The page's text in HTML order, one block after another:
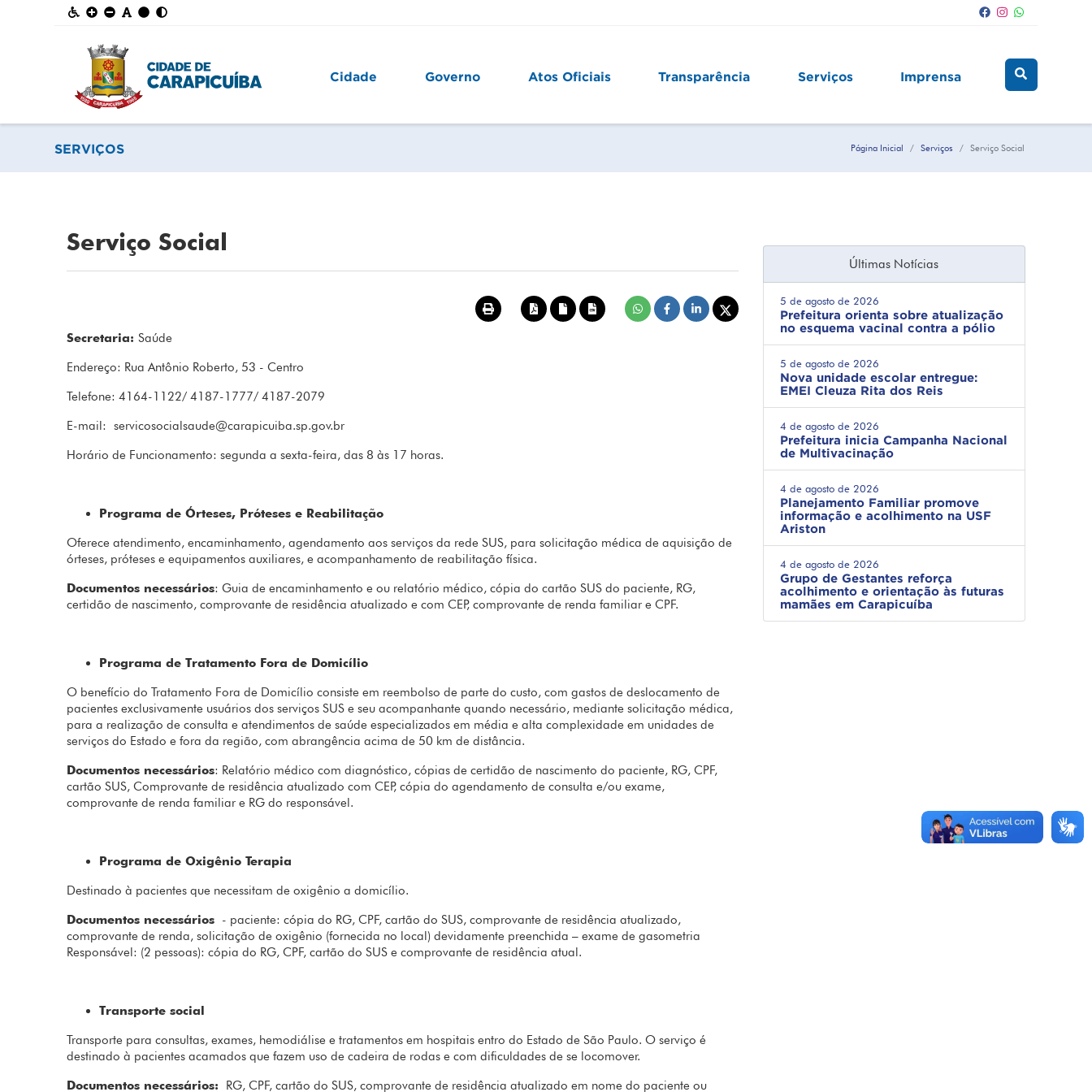
Cidade Governo Atos Oficiais Transparência Serviços Imprensa
SERVIÇOS Página Inicial Serviços Serviço Social
Serviço Social
Secretaria:Saúde
Endereço: Rua Antônio Roberto, 53 - Centro
Telefone: 4164-1122/ 4187-1777/ 4187-2079
E-mail:servicosocialsaude@carapicuiba.sp.gov.br
Horário de Funcionamento: segunda a sexta-feira, das 8 às 17 horas.
Programa de Órteses, Próteses e Reabilitação
Oferece atendimento, encaminhamento, agendamento aos serviços da rede SUS, para solicitação médica de aquisição de
órteses, próteses e equipamentos auxiliares, e acompanhamento de reabilitação física.
Documentos necessários: Guia de encaminhamento e ou relatório médico, cópia do cartão SUS do paciente, RG,
certidão de nascimento, comprovante de residência atualizado e com CEP, comprovante de renda familiar e CPF.
Programa de Tratamento Fora de Domicílio
O benefício do Tratamento Fora de Domicílio consiste em reembolso de parte do custo, com gastos de deslocamento de
pacientes exclusivamente usuários dos serviços SUS e seu acompanhante quando necessário, mediante solicitação médica,
para a realização de consulta e atendimentos de saúde especializados em média e alta complexidade em unidades de
serviços do Estado e fora da região, com abrangência acima de 50 km de distância.
Documentos necessários: Relatório médico com diagnóstico, cópias de certidão de nascimento do paciente, RG, CPF,
cartão SUS, Comprovante de residência atualizado com CEP, cópia do agendamento de consulta e/ou exame,
comprovante de renda familiar e RG do responsável.
Programa de Oxigênio Terapia
Destinado à pacientes que necessitam de oxigênio a domicílio.
Documentos necessários - paciente: cópia do RG, CPF, cartão do SUS, comprovante de residência atualizado,
comprovante de renda, solicitação de oxigênio (fornecida no local) devidamente preenchida – exame de gasometria
Responsável: (2 pessoas): cópia do RG, CPF, cartão do SUS e comprovante de residência atual.
Transporte social
Transporte para consultas, exames, hemodiálise e tratamentos em hospitais entro do Estado de São Paulo. O serviço é
destinado à pacientes acamados que fazem uso de cadeira de rodas e com dificuldades de se locomover.
Documentos necessários: RG, CPF, cartão do SUS, comprovante de residência atualizado em nome do paciente ou
Últimas Notícias
5 de agosto de 2026
Prefeitura orienta sobre atualização
no esquema vacinal contra a pólio
5 de agosto de 2026
Nova unidade escolar entregue:
EMEI Cleuza Rita dos Reis
4 de agosto de 2026
Prefeitura inicia Campanha Nacional
de Multivacinação
4 de agosto de 2026
Planejamento Familiar promove
informação e acolhimento na USF
Ariston
4 de agosto de 2026
Grupo de Gestantes reforça
acolhimento e orientação às futuras
mamães em Carapicuíba